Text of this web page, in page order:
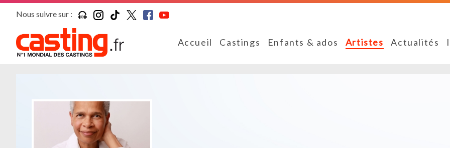
Nous suivre sur :
Accueil Castings Enfants & ados Artistes Actualités